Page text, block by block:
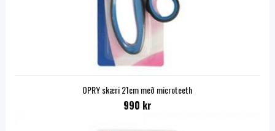
OPRY skæri 21cm með microteeth
990 kr